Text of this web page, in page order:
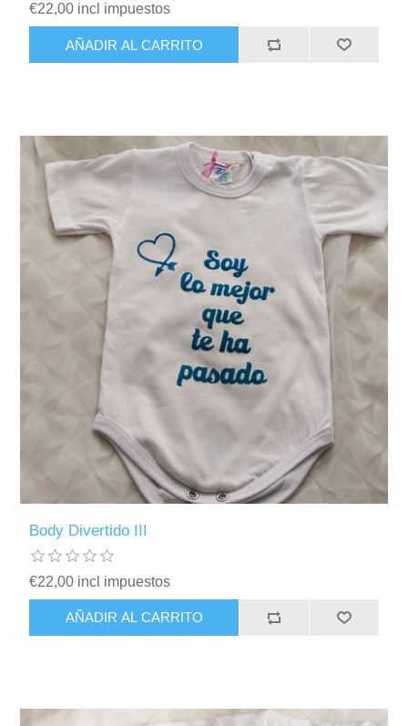
€22,00 incl impuestos
AÑADIR AL CARRITO
Body Divertido III
€22,00 incl impuestos
AÑADIR AL CARRITO